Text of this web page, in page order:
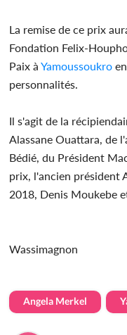
La remise de ce prix
Fondation Felix-
Paix àYamoussoukro
personnalités.
Il s'agit de la
Alassane Ouattara, de
Bédié, du Président
prix, l'ancien président
2018, Denis Moukebe
Wassimagnon
Angela Merkel